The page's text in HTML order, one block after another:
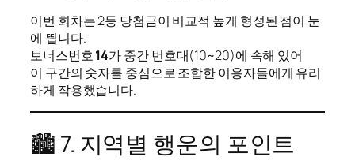
이번 회차는 2등 당첨금이 비교적 높게 형성된 점이 눈
에 띕니다.
보너스번호14가 중간 번호대(10~20)에 속해 있어
이 구간의 숫자를 중심으로 조합한 이용자들에게 유리
하게 작용했습니다.
🏙️ 7. 지역별 행운의 포인트